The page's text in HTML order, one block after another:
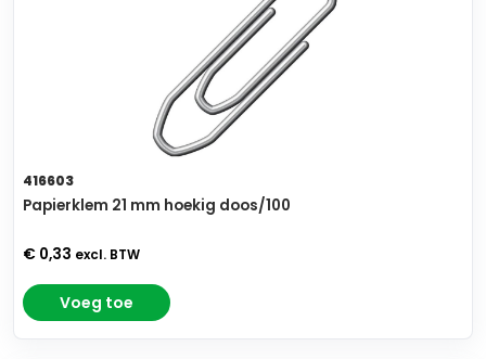
416603
Papierklem 21 mm hoekig doos/100
€ 0,33 excl. BTW
Voeg toe